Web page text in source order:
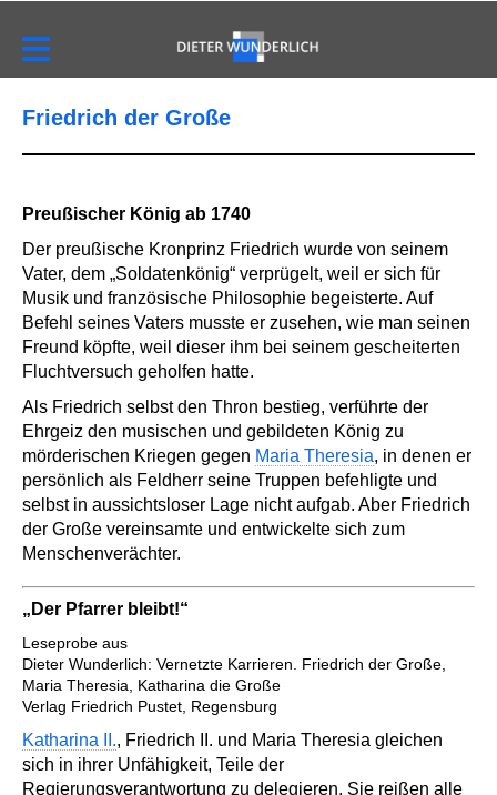
Friedrich der Große
Preußischer König ab 1740
Der preußische Kronprinz Friedrich wurde von seinem
Vater, dem „Soldatenkönig“ verprügelt, weil er sich für
Musik und französische Philosophie begeisterte. Auf
Befehl seines Vaters musste er zusehen, wie man seinen
Freund köpfte, weil dieser ihm bei seinem gescheiterten
Fluchtversuch geholfen hatte.
Als Friedrich selbst den Thron bestieg, verführte der
Ehrgeiz den musischen und gebildeten König zu
mörderischen Kriegen gegen Maria Theresia, in denen er
persönlich als Feldherr seine Truppen befehligte und
selbst in aussichtsloser Lage nicht aufgab. Aber Friedrich
der Große vereinsamte und entwickelte sich zum
Menschenverächter.
„Der Pfarrer bleibt!“
Leseprobe aus
Dieter Wunderlich: Vernetzte Karrieren. Friedrich der Große,
Maria Theresia, Katharina die Große
Verlag Friedrich Pustet, Regensburg
Katharina II., Friedrich II. und Maria Theresia gleichen
sich in ihrer Unfähigkeit, Teile der
Regierungsverantwortung zu delegieren. Sie reißen alle